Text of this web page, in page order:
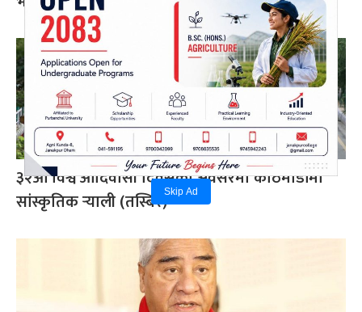
Skip Ad
३२औं विश्व आदिवासी दिवसका अवसरमा काठमाडौंमा
सांस्कृतिक र्‍याली (तस्बिर)